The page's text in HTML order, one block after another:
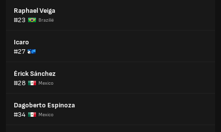
Raphael Veiga
#23
Brazilië
Icaro
#27
Érick Sánchez
#28
Mexico
Dagoberto Espinoza
#34
Mexico